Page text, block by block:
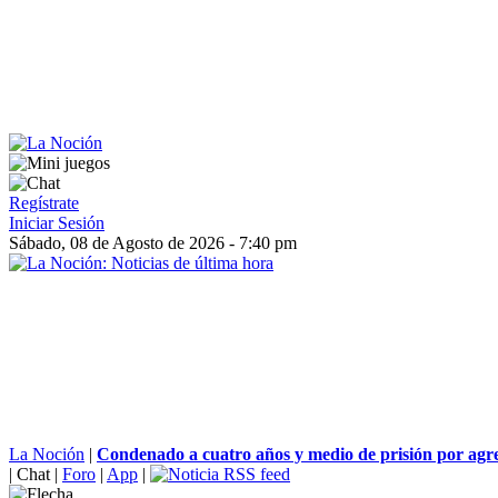
Regístrate
Iniciar Sesión
Sábado, 08 de Agosto de 2026 - 7:40 pm
La Noción | Condenado a cuatro años y medio de prisión por
| Chat | Foro | App |